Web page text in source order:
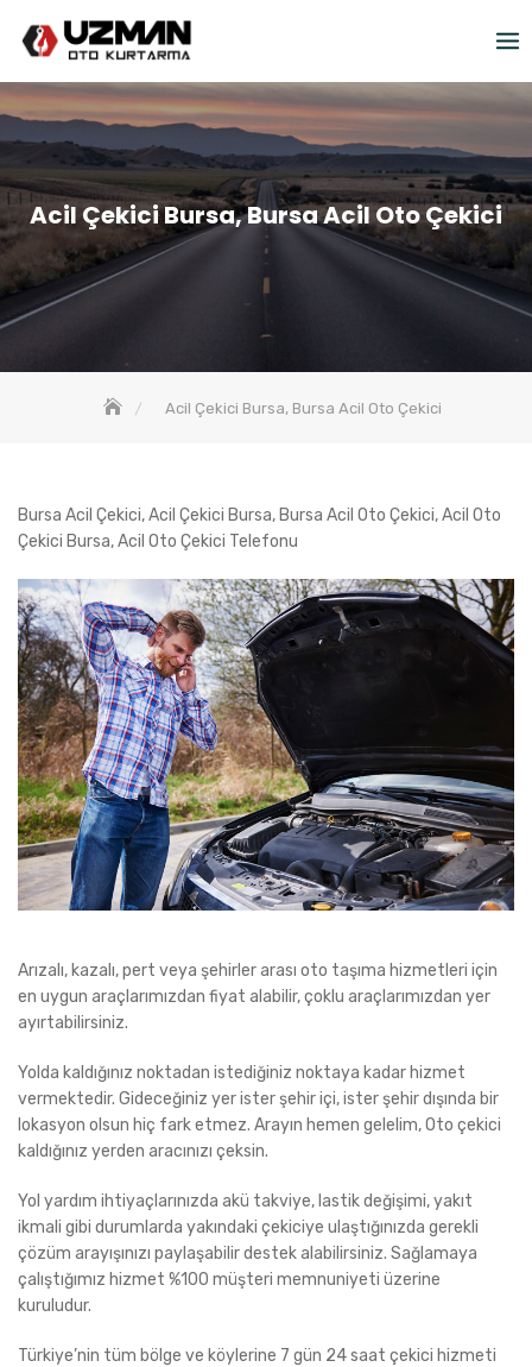
Acil Çekici Bursa, Bursa Acil Oto Çekici
Acil Çekici Bursa, Bursa Acil Oto Çekici
Bursa Acil Çekici, Acil Çekici Bursa, Bursa Acil Oto Çekici, Acil Oto
Çekici Bursa, Acil Oto Çekici Telefonu
Arızalı, kazalı, pert veya şehirler arası oto taşıma hizmetleri için
en uygun araçlarımızdan fiyat alabilir, çoklu araçlarımızdan yer
ayırtabilirsiniz.
Yolda kaldığınız noktadan istediğiniz noktaya kadar hizmet
vermektedir. Gideceğiniz yer ister şehir içi, ister şehir dışında bir
lokasyon olsun hiç fark etmez. Arayın hemen gelelim, Oto çekici
kaldığınız yerden aracınızı çeksin.
Yol yardım ihtiyaçlarınızda akü takviye, lastik değişimi, yakıt
ikmali gibi durumlarda yakındaki çekiciye ulaştığınızda gerekli
çözüm arayışınızı paylaşabilir destek alabilirsiniz. Sağlamaya
çalıştığımız hizmet %100 müşteri memnuniyeti üzerine
kuruludur.
Türkiye’nin tüm bölge ve köylerine 7 gün 24 saat çekici hizmeti